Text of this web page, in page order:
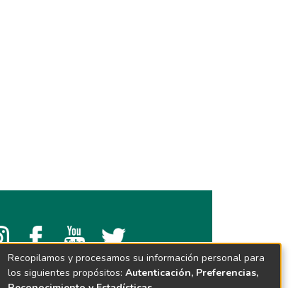
Recopilamos y procesamos su información personal para
los siguientes propósitos: Autenticación, Preferencias,